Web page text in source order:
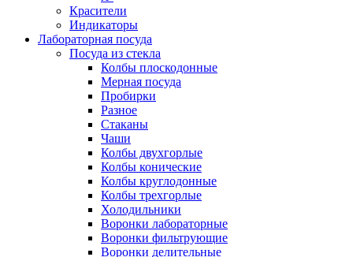
Красители
Индикаторы
Лабораторная посуда
Посуда из стекла
Колбы плоскодонные
Мерная посуда
Пробирки
Разное
Стаканы
Чаши
Колбы двухгорлые
Колбы конические
Колбы круглодонные
Колбы трехгорлые
Холодильники
Воронки лабораторные
Воронки фильтрующие
Воронки делительные